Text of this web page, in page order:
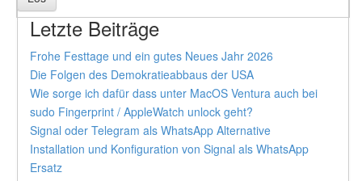
Letzte Beiträge
Frohe Festtage und ein gutes Neues Jahr 2026
Die Folgen des Demokratieabbaus der USA
Wie sorge ich dafür dass unter MacOS Ventura auch bei
sudo Fingerprint / AppleWatch unlock geht?
Signal oder Telegram als WhatsApp Alternative
Installation und Konfiguration von Signal als WhatsApp
Ersatz